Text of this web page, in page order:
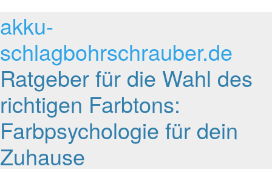
akku-
schlagbohrschrauber.de
Ratgeber für die Wahl des
richtigen Farbtons:
Farbpsychologie für dein
Zuhause